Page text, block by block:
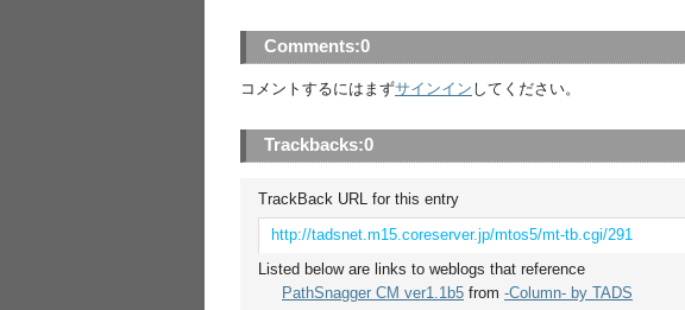
Comments:0
コメントするにはまずサインイン してください。
Trackbacks:0
TrackBack URL for this entry
http://tadsnet.m15.coreserver.jp/mtos5/mt-tb.cgi/291
Listed below are links to weblogs that reference
PathSnagger CM ver1.1b5 from -Column- by TADS